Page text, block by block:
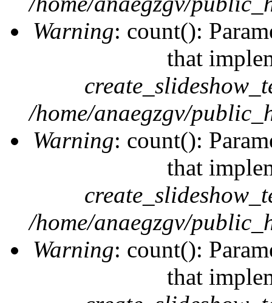
Warning: count():
that
/home/anaegzgv/
Warning: count():
that
/home/anaegzgv/
Warning: count():
that